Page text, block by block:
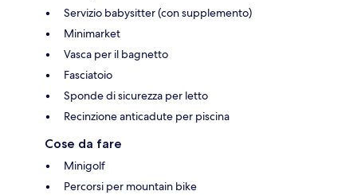
Servizio babysitter (con supplemento)
Minimarket
Vasca per il bagnetto
Fasciatoio
Sponde di sicurezza per letto
Recinzione anticadute per piscina
Cose da fare
Minigolf
Percorsi per mountain bike